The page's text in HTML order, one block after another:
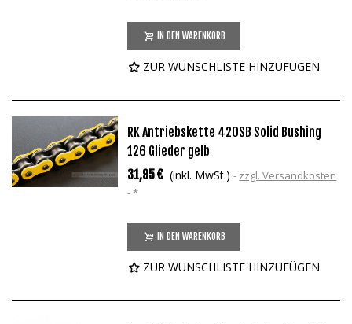
IN DEN WARENKORB
ZUR WUNSCHLISTE HINZUFÜGEN
RK Antriebskette 420SB Solid Bushing
126 Glieder gelb
31,95 € (inkl. MwSt.)
zzgl. Versandkosten
*
IN DEN WARENKORB
ZUR WUNSCHLISTE HINZUFÜGEN